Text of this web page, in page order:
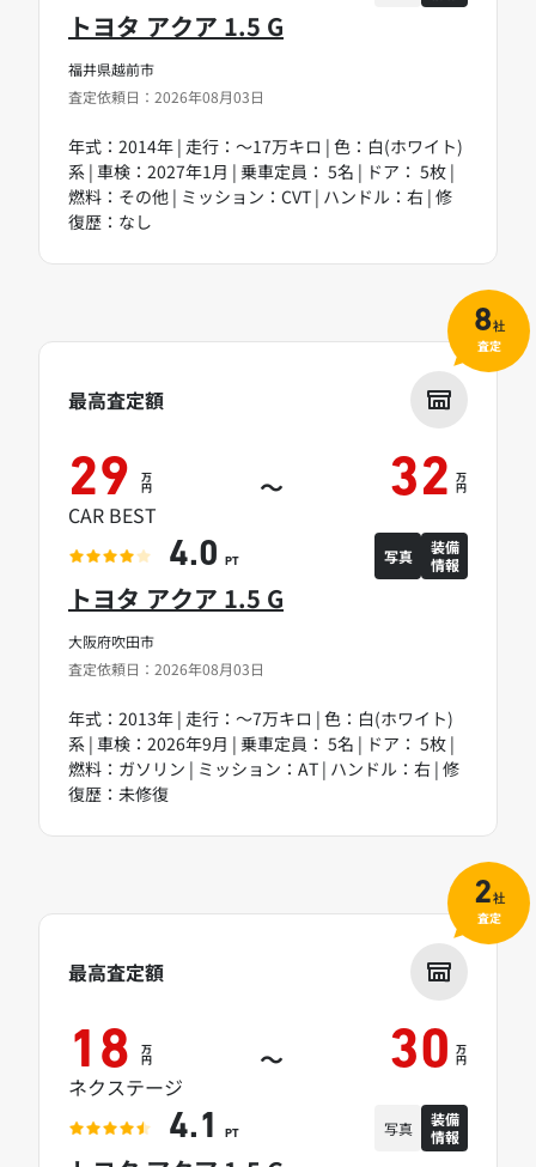
福井県越前市
査定依頼日：2026年08月03日
トヨタ アクア 1.5 G
年式：2014年 | 走行：～17万キロ | 色：白(ホワイト)
系 | 車検：2027年1月 | 乗車定員： 5名 | ドア： 5枚 |
燃料：その他 | ミッション：CVT | ハンドル：右 | 修
復歴：なし
大阪府吹田市
査定依頼日：2026年08月03日
トヨタ アクア 1.5 G
年式：2013年 | 走行：～7万キロ | 色：白(ホワイト)
系 | 車検：2026年9月 | 乗車定員： 5名 | ドア： 5枚 |
燃料：ガソリン | ミッション：AT | ハンドル：右 | 修
復歴：未修復
最高査定額
29 万
円 ～ 32 万
円
CAR BEST
4.0 PT 写真
装備
情報
8社
査定
最高査定額
18 万
円 ～ 30 万
円
ネクステージ
4.1 PT 写真
装備
情報
2社
査定